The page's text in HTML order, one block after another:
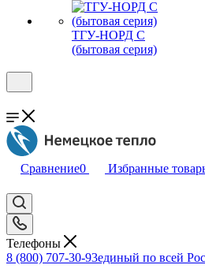
ТГУ-НОРД С
(бытовая серия)
Сравнение0 Избранные
Телефоны
8 (800) 707-30-93единый по всей